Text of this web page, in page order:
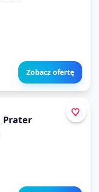
Zobacz ofertę
Prater